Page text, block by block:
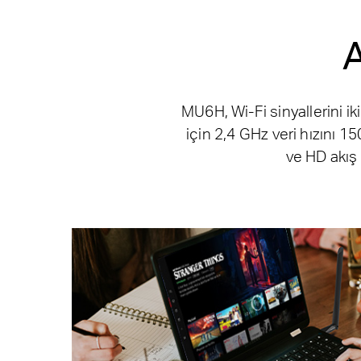
MU6H, Wi-Fi sinyallerini
için 2,4 GHz veri hızını
ve HD